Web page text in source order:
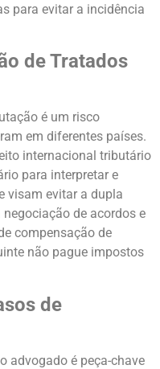
para evitar a incidência
de Tratados
é um risco
em diferentes países.
internacional tributário
para interpretar e
visam evitar a dupla
de acordos e
compensação de
não pague impostos
de
advogado é peça-chave